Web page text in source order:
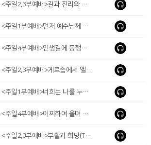
<주일2,3부예배>길과 진리와 생명되시는 예수님(Jesus the way, the Truth and the Life)
<주일1부예배>먼저 예수님께 데려 갔더라면 (lf He Had Taken His Son to Jesus First)
<주일4부예배>인생길에 동행하시는 예수님(Jesus Walks with Us on the Path of Life)
<주일2,3부예배>게르솜에서 엘리에셀까지(From Gershom to Eliezer)
<주일1부예배>너희는 나를 누구라 하느냐(Who Do You Say I Am)
<주일4부예배>어찌하여 울며 누구를 찾느냐(Why Are You Crying? Who Are You Looking for?)
<주일2,3부예배>부활과 희망(The Resurrection and Hope)